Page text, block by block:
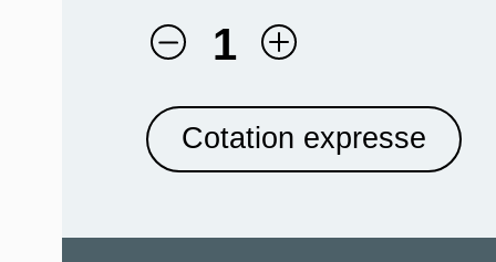
1
Cotation expresse